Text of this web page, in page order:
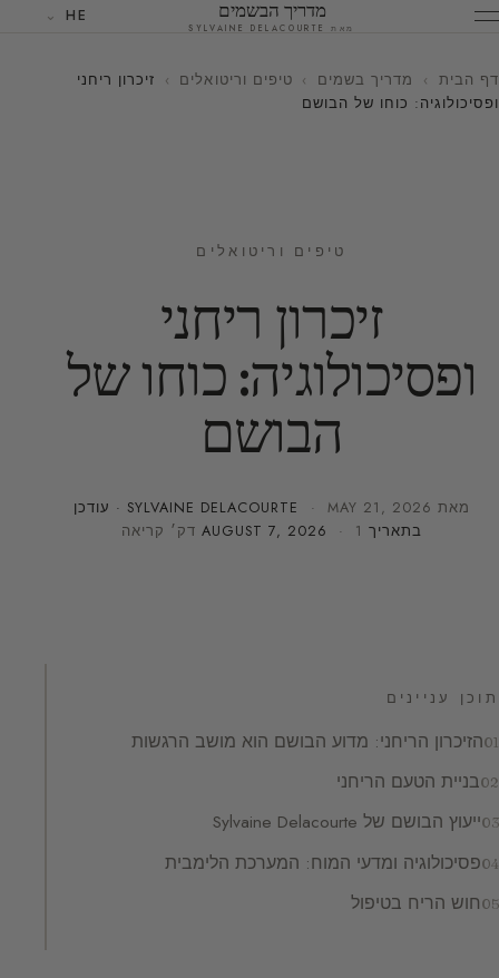
מדריך הבשמים
מאת SYLVAINE DELACOURTE
HE
דף הבית › מדריך בשמים › טיפים וריטואלים ›
זיכרון ריחני
ופסיכולוגיה: כוחו של הבושם
טיפים וריטואלים
זיכרון ריחני
ופסיכולוגיה: כוחו של
הבושם
מאת SYLVAINE DELACOURTE · MAY 21, 2026
· עודכן
בתאריך
AUGUST 7, 2026 · 1 דק׳ קריאה
תוכן עניינים
הזיכרון הריחני: מדוע הבושם הוא מושב הרגשות
בניית הטעם הריחני
ייעוץ הבושם של Sylvaine Delacourte
פסיכולוגיה ומדעי המוח: המערכת הלימבית
חוש הריח בטיפול